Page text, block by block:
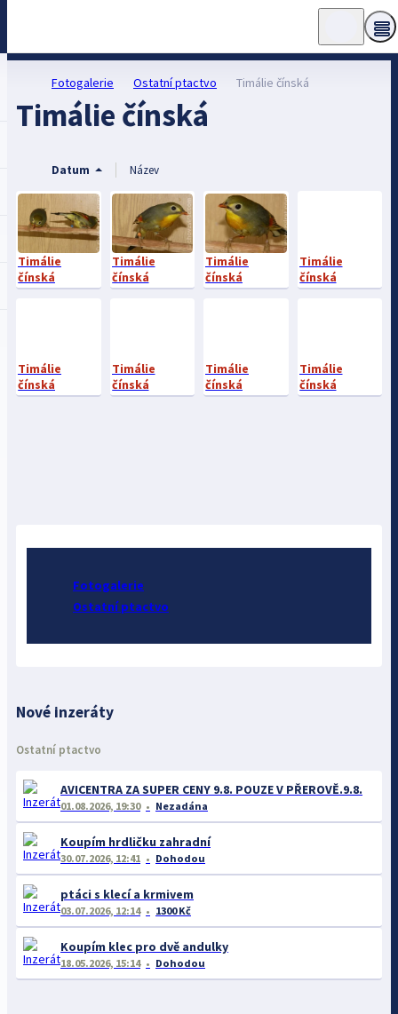
Fotogalerie Ostatní ptactvo Timálie čínská
Timálie čínská
Datum Název
Timálie
čínská
Timálie
čínská
Timálie
čínská
Timálie
čínská
Timálie
čínská
Timálie
čínská
Timálie
čínská
Timálie
čínská
Fotogalerie
Ostatní ptactvo
Nové inzeráty
Ostatní ptactvo
AVICENTRA ZA SUPER CENY 9.8. POUZE V PŘEROVĚ.9.8.
01.08.2026, 19:30 Nezadána
Koupím hrdličku zahradní
30.07.2026, 12:41 Dohodou
ptáci s klecí a krmivem
03.07.2026, 12:14 1300 Kč
Koupím klec pro dvě andulky
18.05.2026, 15:14 Dohodou